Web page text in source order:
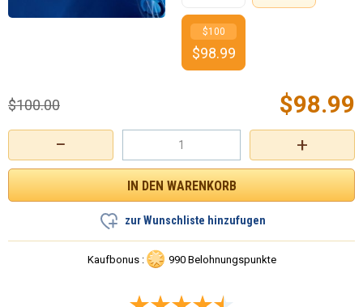
+
−
$98.99
$100.00
zur Wunschliste hinzufugen
Kaufbonus : 990 Belohnungspunkte
$100
$98.99